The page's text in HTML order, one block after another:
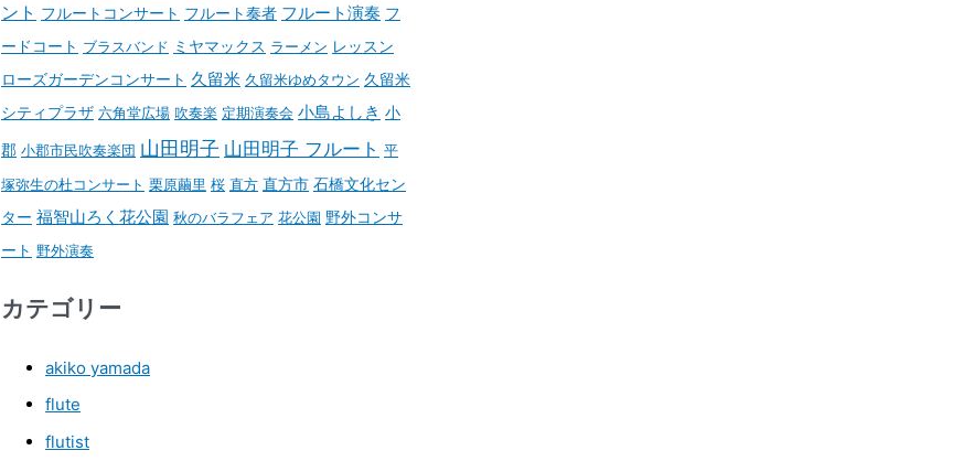
ント フルートコンサート フルート奏者 フルート演奏 フ
ードコート ブラスバンド ミヤマックス ラーメン レッスン
ローズガーデンコンサート 久留米 久留米ゆめタウン 久留米
シティプラザ 六角堂広場 吹奏楽 定期演奏会 小島よしき 小
郡 小郡市民吹奏楽団 山田明子 山田明子 フルート 平
塚弥生の杜コンサート 栗原繭里 桜 直方 直方市 石橋文化セン
ター 福智山ろく花公園 秋のバラフェア 花公園 野外コンサ
ート 野外演奏
カテゴリー
akiko yamada
flute
flutist